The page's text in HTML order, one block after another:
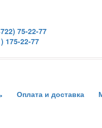
75-22-77
175-22-77
Оплата и доставка